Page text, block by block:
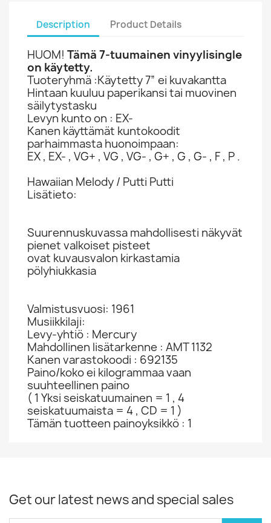
Description Product Details
HUOM! Tämä 7-tuumainen vinyylisingle
on käytetty.
Tuoteryhmä :Käytetty 7” ei kuvakantta
Hintaan kuuluu paperikansi tai muovinen
säilytystasku
Levyn kunto on : EX-
Kanen käyttämät kuntokoodit
parhaimmasta huonoimpaan:
EX , EX- , VG+ , VG , VG- , G+ , G , G- , F , P .
Hawaiian Melody / Putti Putti
Lisätieto:
Suurennuskuvassa mahdollisesti näkyvät
pienet valkoiset pisteet
ovat kuvausvalon kirkastamia
pölyhiukkasia
Valmistusvuosi: 1961
Musiikkilaji:
Levy-yhtiö : Mercury
Mahdollinen lisätarkenne : AMT 1132
Kanen varastokoodi : 692135
Paino/koko ei kilogrammaa vaan
suuhteellinen paino
( 1 Yksi seiskatuumainen = 1 , 4
seiskatuumaista = 4 , CD = 1 )
Tämän tuotteen painoyksikkö : 1
Get our latest news and special sales